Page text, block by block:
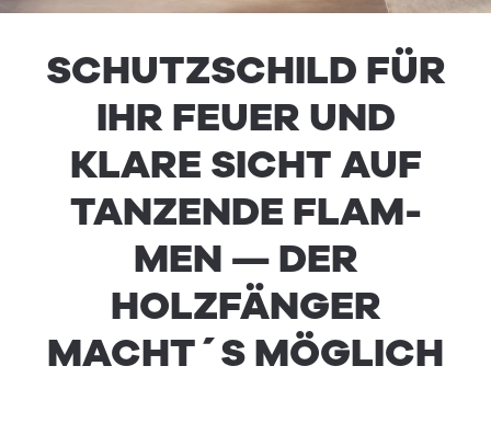
SCHUTZSCHILD FÜR
IHR FEUER UND
KLARE SICHT AUF
TANZENDE FLAM­
MEN — DER
HOLZFÄNGER
MACHT´S MÖGLICH